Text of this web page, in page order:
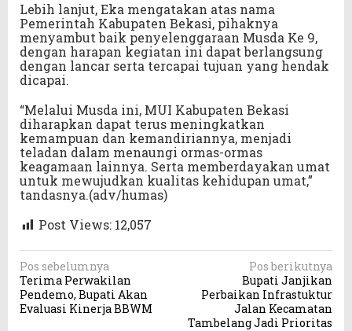
Lebih lanjut, Eka mengatakan atas nama
Pemerintah Kabupaten Bekasi, pihaknya
menyambut baik penyelenggaraan Musda Ke 9,
dengan harapan kegiatan ini dapat berlangsung
dengan lancar serta tercapai tujuan yang hendak
dicapai.
“Melalui Musda ini, MUI Kabupaten Bekasi
diharapkan dapat terus meningkatkan
kemampuan dan kemandiriannya, menjadi
teladan dalam menaungi ormas-ormas
keagamaan lainnya. Serta memberdayakan umat
untuk mewujudkan kualitas kehidupan umat,”
tandasnya.(adv/humas)
Post Views: 12,057
N
a
v
Pos sebelumnya
Terima Perwakilan
Pendemo, Bupati Akan
Evaluasi Kinerja BBWM
Pos berikutnya
Bupati Janjikan
Perbaikan Infrastuktur
Jalan Kecamatan
Tambelang Jadi Prioritas